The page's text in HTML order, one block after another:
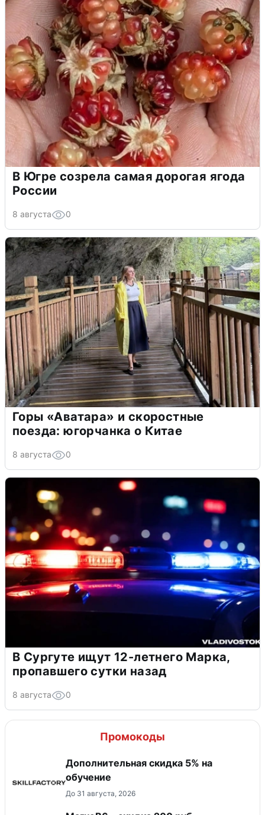
В Югре созрела самая дорогая ягода
России
8 августа 0
Горы «Аватара» и скоростные
поезда: югорчанка о Китае
8 августа 0
В Сургуте ищут 12-летнего Марка,
пропавшего сутки назад
8 августа 0
Промокоды
Дополнительная скидка 5% на
обучение
До 31 августа, 2026